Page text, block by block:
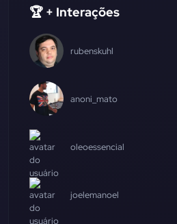
🏆 + Interações
rubenskuhl
anoni_mato
oleoessencial
joelemanoel